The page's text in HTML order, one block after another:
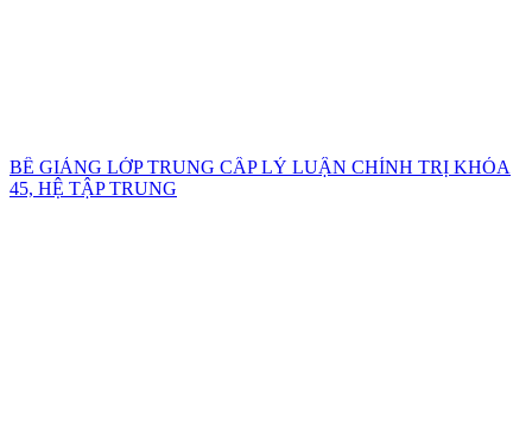
BẾ GIẢNG LỚP TRUNG CẤP LÝ LUẬN CHÍNH TRỊ KHÓA
45, HỆ TẬP TRUNG